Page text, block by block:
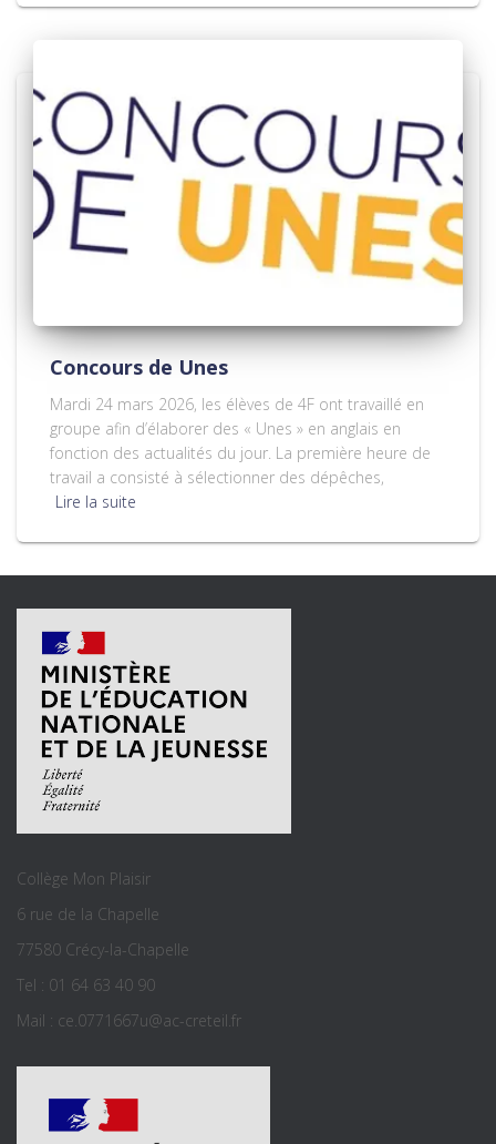
Concours de Unes
Mardi 24 mars 2026, les élèves de 4F ont travaillé en
groupe afin d’élaborer des « Unes » en anglais en
fonction des actualités du jour. La première heure de
travail a consisté à sélectionner des dépêches,
Lire la suite
Collège Mon Plaisir
6 rue de la Chapelle
77580 Crécy-la-Chapelle
Tel : 01 64 63 40 90
Mail : ce.0771667u@ac-creteil.fr